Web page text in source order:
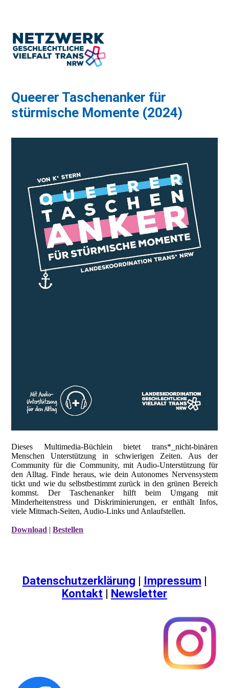
Queerer Taschenanker für
stürmische Momente (2024)
Dieses Multimedia-Büchlein bietet trans*_nicht-binären
Menschen Unterstützung in schwierigen Zeiten. Aus der
Community für die Community, mit Audio-Unterstützung für
den Alltag. Finde heraus, wie dein Autonomes Nervensystem
tickt und wie du selbstbestimmt zurück in den grünen Bereich
kommst. Der Taschenanker hilft beim Umgang mit
Minderheitenstress und Diskriminierungen, er enthält Infos,
viele Mitmach-Seiten, Audio-Links und Anlaufstellen.
Download |Bestellen
Datenschutzerklärung Impressum
Kontakt
Newsletter